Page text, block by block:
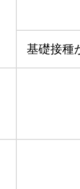
基礎接種